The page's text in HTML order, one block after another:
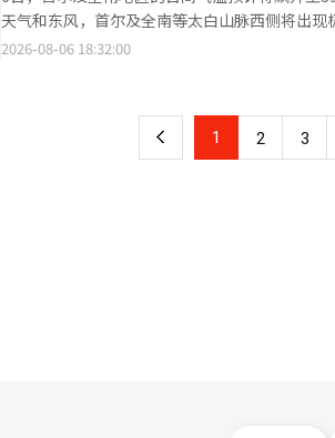
如今连小学低年级学生也开始频繁使用这些网
年。当学生从未真正理解这些表达为何具有伤害性时，今
和网络梗，而算法推荐机制又进一步放大了这些内容的传播范围。 对于尚未形成成
往往难以区分政治讽刺、网络亚文化和恶意攻
与编辑。
天气和东风，首尔及全南等太白山脉西侧将出现极端高温。 截至上午8时，主要城市的气温显示
30.5度，釜山29.6度，光州29.2度，蔚山27.8度
海岸和济州山地将有降雨，气温也将小幅下降。 8日早晨的最低气温预计为22至27度，日间最高气温为27至36度，9
日的气温为21至26度和26至36度。 8日的降水量预计为：江原东海岸及山地30至80毫米，庆北北部东海岸及东北山
2026-08-06 18:32:00
上 1 2 3